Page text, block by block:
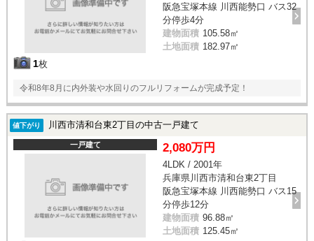
1枚
阪急宝塚本線 川西能勢口 バス32
分停歩4分
建物面積 105.58㎡
土地面積 182.97㎡
令和8年8月に内外装や水回りのフルリフォームが完成予定！
値下がり 川西市清和台東2丁目の中古一戸建て
一戸建て 2,080万円
4LDK / 2001年
兵庫県川西市清和台東2丁目
阪急宝塚本線 川西能勢口 バス15
分停歩12分
建物面積 96.88㎡
土地面積 125.45㎡